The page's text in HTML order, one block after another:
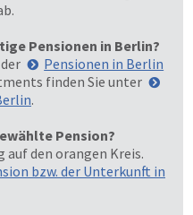
Pensionen in Berlin?
Pensionen in Berlin
finden Sie unter
.
Pension?
den orangen Kreis.
bzw. der Unterkunft in